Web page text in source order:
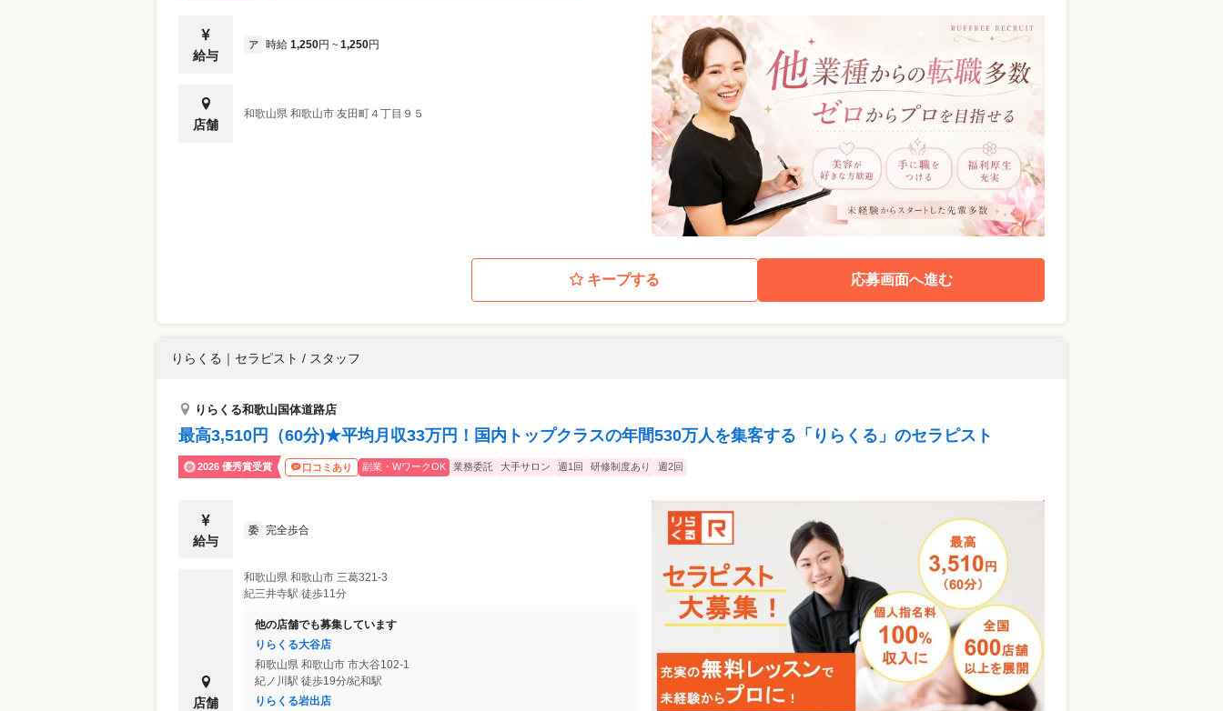
給与
ア 時給 1,250円 ~ 1,250円
店舗
和歌山県 和歌山市 友田町４丁目９５
キープする 応募画面へ進む
りらくる ｜ セラピスト / スタッフ
りらくる和歌山国体道路店
最高3,510円（60分)★平均月収33万円！国内トップクラスの年間530万人を集客する「りらくる」のセラピスト
2026 優秀賞受賞 口コミあり 副業・WワークOK 業務委託 大手サロン 週1回 研修制度あり 週2回
給与
委 完全歩合
店舗
和歌山県 和歌山市 三葛321-3
紀三井寺駅 徒歩11分
他の店舗でも募集しています
りらくる大谷店
和歌山県 和歌山市 市大谷102-1
紀ノ川駅 徒歩19分/紀和駅
りらくる岩出店